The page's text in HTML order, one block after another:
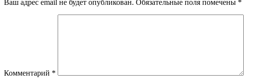
Ваш адрес email не будет опубликован. Обязательные поля помечены *
Комментарий *